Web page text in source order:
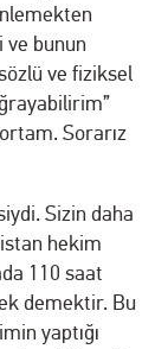
bunun
ve fiziksel
Sorarız
Sizin daha
hekim
110 saat
demektir. Bu
yaptığı